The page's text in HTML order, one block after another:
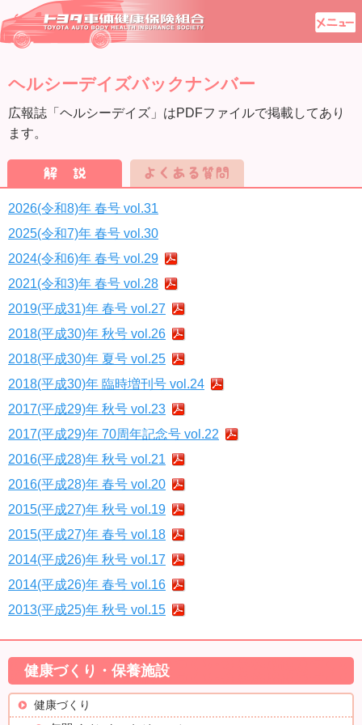
ヘルシーデイズバックナンバー
広報誌「ヘルシーデイズ」はPDFファイルで掲載してあり
ます。
2026(令和8)年 春号 vol.31
2025(令和7)年 春号 vol.30
2024(令和6)年 春号 vol.29
2021(令和3)年 春号 vol.28
2019(平成31)年 春号 vol.27
2018(平成30)年 秋号 vol.26
2018(平成30)年 夏号 vol.25
2018(平成30)年 臨時増刊号 vol.24
2017(平成29)年 秋号 vol.23
2017(平成29)年 70周年記念号 vol.22
2016(平成28)年 秋号 vol.21
2016(平成28)年 春号 vol.20
2015(平成27)年 秋号 vol.19
2015(平成27)年 春号 vol.18
2014(平成26)年 秋号 vol.17
2014(平成26)年 春号 vol.16
2013(平成25)年 秋号 vol.15
健康づくり・保養施設
健康づくり